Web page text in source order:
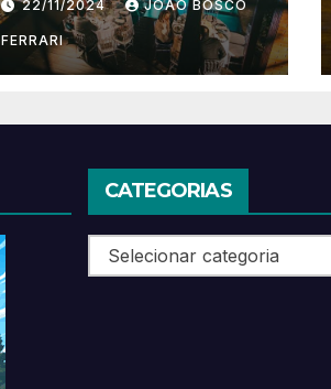
22/11/2024 JOÃO BOSCO
FERRARI
CATEGORIAS
Categorias